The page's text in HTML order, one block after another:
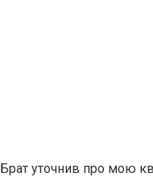
Брат уточнив про мою